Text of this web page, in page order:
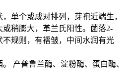
单个或成对排列，芽孢近端生，
稍膨大，革兰氏阳性。菌落2-
不规则，有褶皱，中间水润有光
产普鲁兰酶、淀粉酶、蛋白酶、